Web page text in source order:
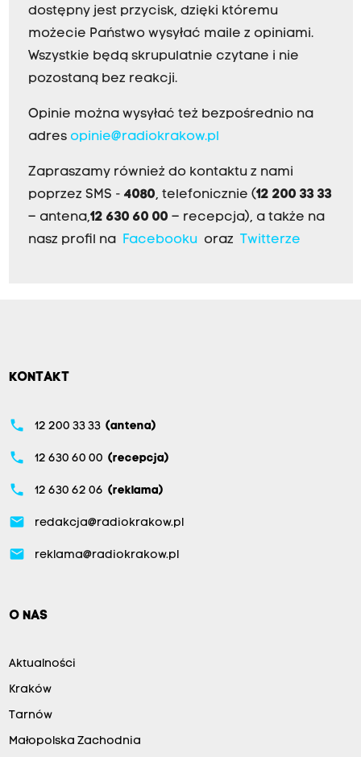
dostępny jest przycisk, dzięki któremu
możecie Państwo wysyłać maile z opiniami.
Wszystkie będą skrupulatnie czytane i nie
pozostaną bez reakcji.
Opinie można wysyłać też bezpośrednio na
adres opinie@radiokrakow.pl
Zapraszamy również do kontaktu z nami
poprzez SMS - 4080, telefonicznie (12 200 33 33
– antena,12 630 60 00 – recepcja), a także na
nasz profil na
Facebookuoraz Twitterze
KONTAKT
phone 12 200 33 33 (antena)
phone 12 630 60 00 (recepcja)
phone 12 630 62 06 (reklama)
email redakcja@radiokrakow.pl
email reklama@radiokrakow.pl
O NAS
Aktualności
Kraków
Tarnów
Małopolska Zachodnia